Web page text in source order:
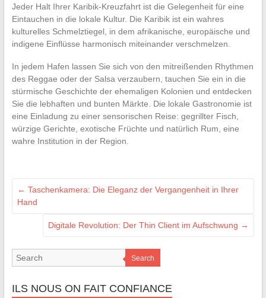
Jeder Halt Ihrer Karibik-Kreuzfahrt ist die Gelegenheit für eine
Eintauchen in die lokale Kultur. Die Karibik ist ein wahres
kulturelles Schmelztiegel, in dem afrikanische, europäische und
indigene Einflüsse harmonisch miteinander verschmelzen.
In jedem Hafen lassen Sie sich von den mitreißenden Rhythmen
des Reggae oder der Salsa verzaubern, tauchen Sie ein in die
stürmische Geschichte der ehemaligen Kolonien und entdecken
Sie die lebhaften und bunten Märkte. Die lokale Gastronomie ist
eine Einladung zu einer sensorischen Reise: gegrillter Fisch,
würzige Gerichte, exotische Früchte und natürlich Rum, eine
wahre Institution in der Region.
← Taschenkamera: Die Eleganz der Vergangenheit in Ihrer
Hand
Digitale Revolution: Der Thin Client im Aufschwung →
Search
ILS NOUS ON FAIT CONFIANCE